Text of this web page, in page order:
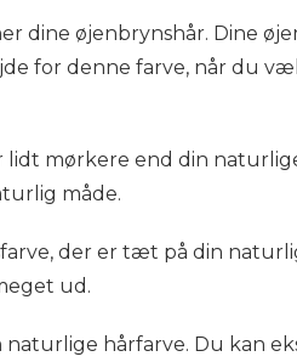
dine øjenbrynshår. Dine
for denne farve, når du
lidt mørkere end din
måde.
der er tæt på din
ud.
hårfarve. Du kan